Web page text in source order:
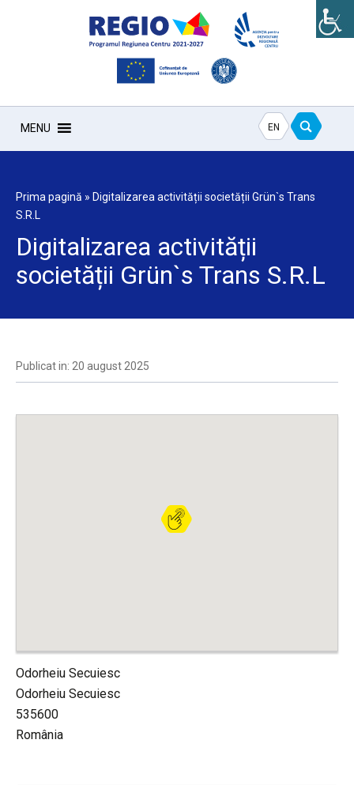
MENU EN
Prima pagină » Digitalizarea activității societății Grün`s Trans
S.R.L
Digitalizarea activității
societății Grün`s Trans S.R.L
Publicat in: 20 august 2025
Odorheiu Secuiesc
Odorheiu Secuiesc
535600
România